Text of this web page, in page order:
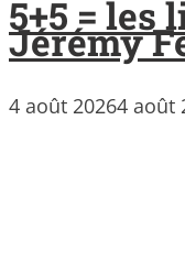
5+5 = les
Jérémy
4 août 20264 août